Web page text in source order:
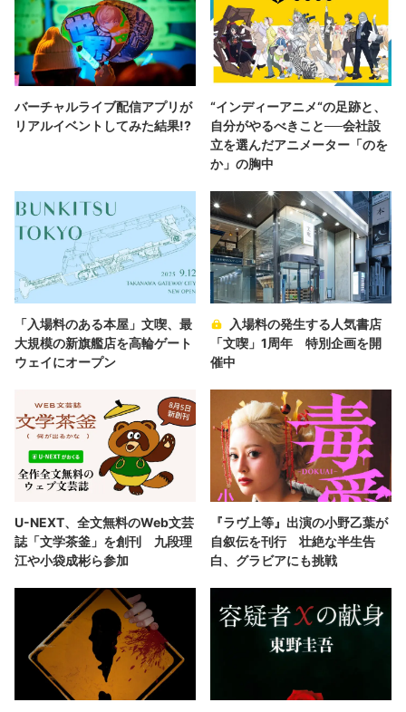
バーチャルライブ配信アプリが
リアルイベントしてみた結果!?
“インディーアニメ“の足跡と、
自分がやるべきこと──会社設
立を選んだアニメーター「のを
か」の胸中
「入場料のある本屋」文喫、最
大規模の新旗艦店を高輪ゲート
ウェイにオープン
入場料の発生する人気書店
「文喫」1周年 特別企画を開
催中
U-NEXT、全文無料のWeb文芸
誌「文学茶釜」を創刊 九段理
江や小袋成彬ら参加
『ラヴ上等』出演の小野乙葉が
自叙伝を刊行 壮絶な半生告
白、グラビアにも挑戦